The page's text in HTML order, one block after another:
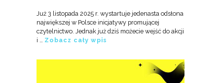
Już 3 listopada 2025 r. wystartuje jedenasta odsłona
największej w Polsce inicjatywy promującej
czytelnictwo. Jednak już dziś możecie wejść do akcji
i … Zobacz cały wpis